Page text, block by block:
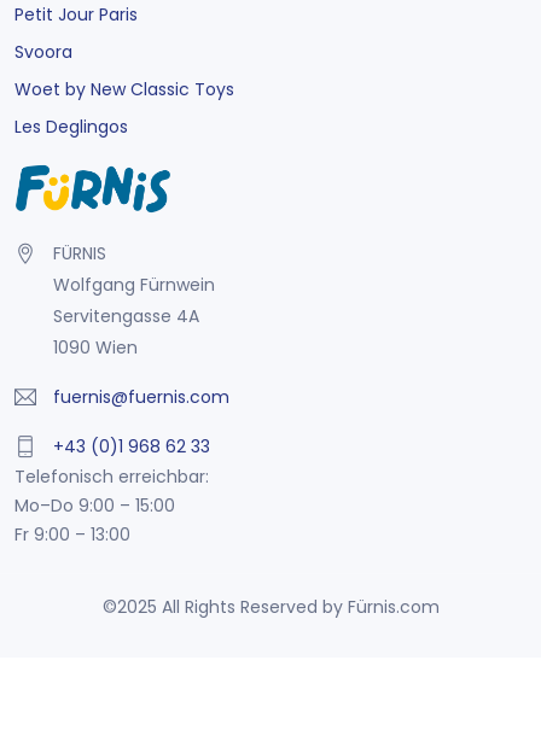
Petit Jour Paris
Svoora
Woet by New Classic Toys
Les Deglingos
FÜRNIS
Wolfgang Fürnwein
Servitengasse 4A
1090 Wien
fuernis@fuernis.com
+43 (0)1 968 62 33
Telefonisch erreichbar:
Mo–Do 9:00 – 15:00
Fr 9:00 – 13:00
©2025 All Rights Reserved by Fürnis.com